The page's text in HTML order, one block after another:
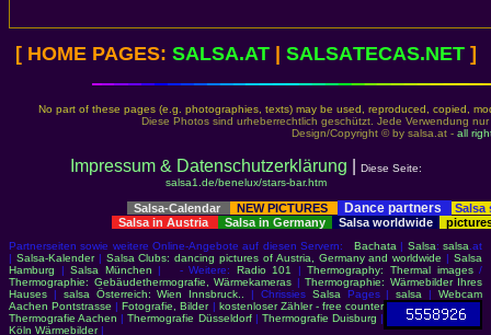
[ HOME PAGES: SALSA.AT SALSATECAS.NET]
No part of these pages (e.g. photographies, texts) may be used, reproduced, copied,
Diese Photos sind urheberrechtlich geschützt. Jede Verwendung
Design/Copyright © by salsa.at - all
Impressum & Datenschutzerklärung
Diese Seite:
salsa1.de/benelux/stars-bar.htm
Salsa-Calendar NEW PICTURES Dance partners
Salsa
Salsa in Austria
Salsa in Germany Salsa worldwide
Partnerseiten sowie weitere Online-Angebote auf diesen Servern: Bachata | Salsa:salsa .at
| Salsa-Kalender| Salsa Clubs: dancing pictures of Austria, Germany and worldwide |Salsa
Hamburg |Salsa München | - Weitere: Radio 101 |Thermography: Thermal images/
Thermographie: Gebäudethermografie, Wärmekameras | Thermographie: Wärmebilder Ihres
Hauses | salsa Österreich: Wien Innsbruck.. | Chrissies Salsa Pages |salsa |Webcam
Aachen Pontstrasse |Fotografie, Bilder| kostenloser Zähler - free counter
Thermografie Aachen |Thermografie Düsseldorf| Thermografie Duisburg |
Köln Wärmebilder|